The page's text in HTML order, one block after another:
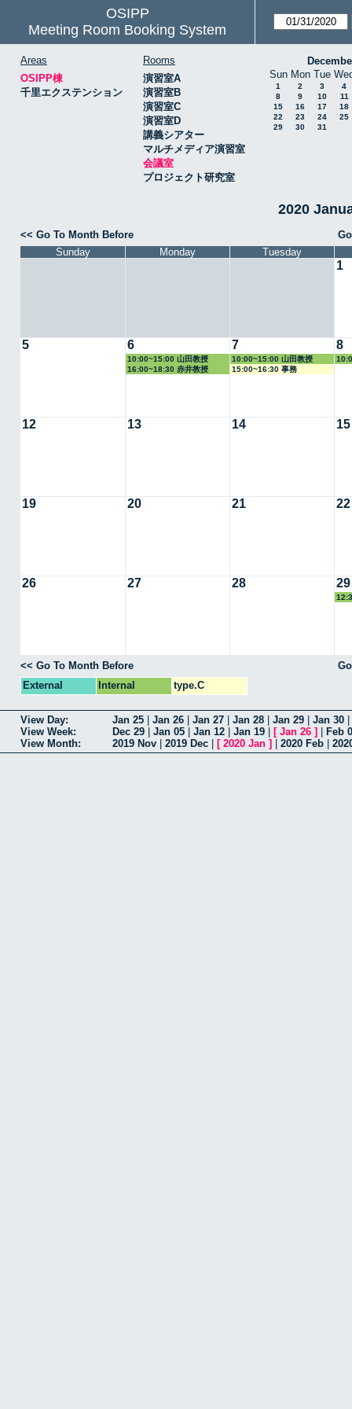
OSIPP
Meeting Room Booking System
Areas
OSIPP棟
千里エクステンション
Rooms
演習室A
演習室B
演習室C
演習室D
講義シアター
マルチメディア演習室
会議室
プロジェクト研究室
Sun Mon Tue
1 2 3
4
8
9 10
11
15
16 17
18
22
23 24
25
29
30 31
2020
<< Go To Month Before
Sunday
Monday Tuesday
1
5 6
10:00~15:00 山田教授
16:00~18:30 赤井教授
7
10:00~15:00 山田教授
15:00~16:30 事務
8
12 13 14 15
19 20 21 22
26 27 28 29
<< Go To Month Before
External
Internal type.C
View Day: Jan 25 Jan 26 Jan 27 Jan 28 Jan 29 Jan 30
View Week:
Dec 29 Jan 05 Jan 12 Jan 19 [ Jan 26 ]
Feb
View Month:
2019 Nov 2019 Dec [ 2020 Jan ] 2020 Feb